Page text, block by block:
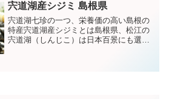
宍道湖産シジミ 島根県
宍道湖七珍の一つ、栄養価の高い島根の
特産宍道湖産シジミとは島根県、松江の
宍道湖（しんじこ）は日本百景にも選ば